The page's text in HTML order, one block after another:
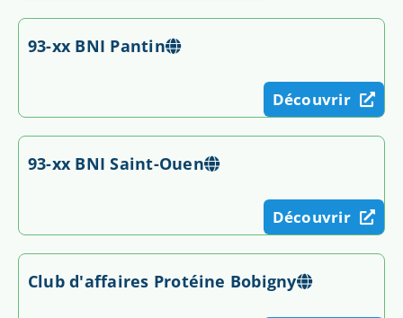
93-xx BNI Pantin
Découvrir
93-xx BNI Saint-Ouen
Découvrir
Club d'affaires Protéine Bobigny